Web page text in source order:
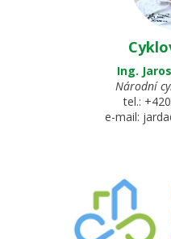
Ing.
Národní
tel.:
e-mail: